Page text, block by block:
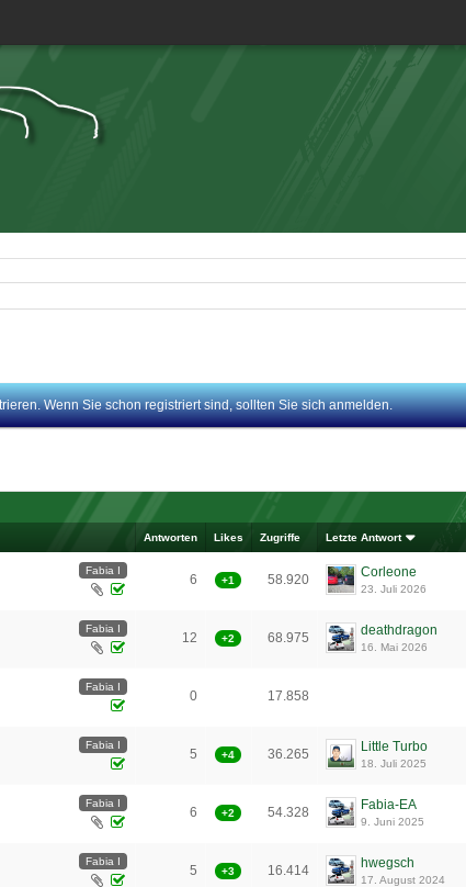
Wenn Sie schon registriert sind, sollten Sie sich anmelden.
Antworten Likes Zugriffe Letzte Antwort
Fabia I
6 +1 58.920 Corleone
23. Juli 2026
Fabia I
12 +2 68.975 deathdragon
16. Mai 2026
Fabia I
0 17.858
Fabia I
5 +4 36.265 Little Turbo
18. Juli 2025
Fabia I
6 +2 54.328 Fabia-EA
9. Juni 2025
Fabia I
5 +3 16.414 hwegsch
17. August 2024